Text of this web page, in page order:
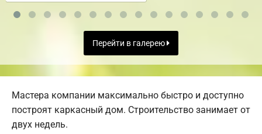
Перейти в галерею
Мастера компании максимально быстро и доступно
построят каркасный дом. Строительство занимает от
двух недель.